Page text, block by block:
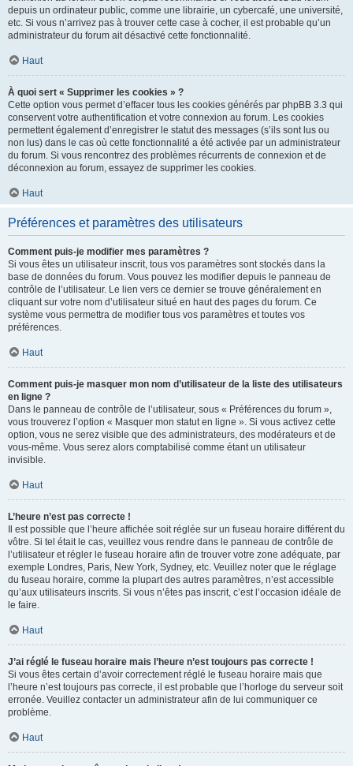
depuis un ordinateur public, comme une librairie, un cybercafé, une université,
etc. Si vous n’arrivez pas à trouver cette case à cocher, il est probable qu’un
administrateur du forum ait désactivé cette fonctionnalité.
Haut
À quoi sert « Supprimer les cookies » ?
Cette option vous permet d’effacer tous les cookies générés par phpBB 3.3 qui
conservent votre authentification et votre connexion au forum. Les cookies
permettent également d’enregistrer le statut des messages (s’ils sont lus ou
non lus) dans le cas où cette fonctionnalité a été activée par un administrateur
du forum. Si vous rencontrez des problèmes récurrents de connexion et de
déconnexion au forum, essayez de supprimer les cookies.
Haut
Préférences et paramètres des utilisateurs
Comment puis-je modifier mes paramètres ?
Si vous êtes un utilisateur inscrit, tous vos paramètres sont stockés dans la
base de données du forum. Vous pouvez les modifier depuis le panneau de
contrôle de l’utilisateur. Le lien vers ce dernier se trouve généralement en
cliquant sur votre nom d’utilisateur situé en haut des pages du forum. Ce
système vous permettra de modifier tous vos paramètres et toutes vos
préférences.
Haut
Comment puis-je masquer mon nom d’utilisateur de la liste des utilisateurs
en ligne ?
Dans le panneau de contrôle de l’utilisateur, sous « Préférences du forum »,
vous trouverez l’option « Masquer mon statut en ligne ». Si vous activez cette
option, vous ne serez visible que des administrateurs, des modérateurs et de
vous-même. Vous serez alors comptabilisé comme étant un utilisateur
invisible.
Haut
L’heure n’est pas correcte !
Il est possible que l’heure affichée soit réglée sur un fuseau horaire différent du
vôtre. Si tel était le cas, veuillez vous rendre dans le panneau de contrôle de
l’utilisateur et régler le fuseau horaire afin de trouver votre zone adéquate, par
exemple Londres, Paris, New York, Sydney, etc. Veuillez noter que le réglage
du fuseau horaire, comme la plupart des autres paramètres, n’est accessible
qu’aux utilisateurs inscrits. Si vous n’êtes pas inscrit, c’est l’occasion idéale de
le faire.
Haut
J’ai réglé le fuseau horaire mais l’heure n’est toujours pas correcte !
Si vous êtes certain d’avoir correctement réglé le fuseau horaire mais que
l’heure n’est toujours pas correcte, il est probable que l’horloge du serveur soit
erronée. Veuillez contacter un administrateur afin de lui communiquer ce
problème.
Haut